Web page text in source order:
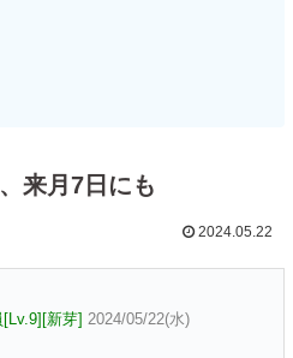
来月7日にも
2024.05.22
新芽] 2024/05/22(水)